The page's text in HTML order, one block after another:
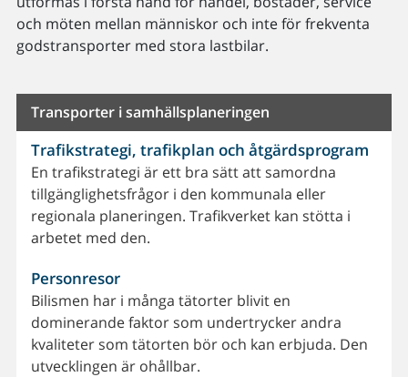
och möten mellan människor och inte för frekventa
godstransporter med stora lastbilar.
Transporter i samhällsplaneringen
Trafikstrategi, trafikplan och åtgärdsprogram
En trafikstrategi är ett bra sätt att samordna
tillgänglighetsfrågor i den kommunala eller
regionala planeringen. Trafikverket kan stötta i
arbetet med den.
Personresor
Bilismen har i många tätorter blivit en
dominerande faktor som undertrycker andra
kvaliteter som tätorten bör och kan erbjuda. Den
utvecklingen är ohållbar.